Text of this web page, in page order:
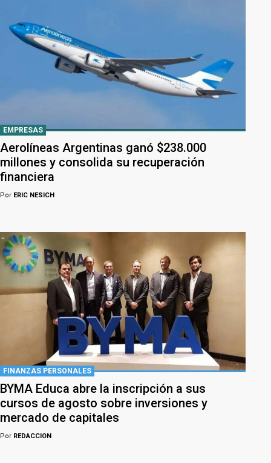
EMPRESAS
Aerolíneas Argentinas ganó $238.000
millones y consolida su recuperación
financiera
Por ERIC NESICH
FINANZAS PERSONALES
BYMA Educa abre la inscripción a sus
cursos de agosto sobre inversiones y
mercado de capitales
Por REDACCION